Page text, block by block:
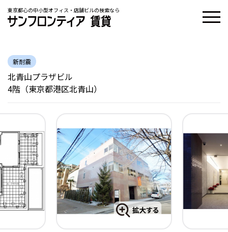
東京都心の中小型オフィス・店舗ビルの検索なら
新耐震
北青山プラザビル
4階（東京都港区北青山）